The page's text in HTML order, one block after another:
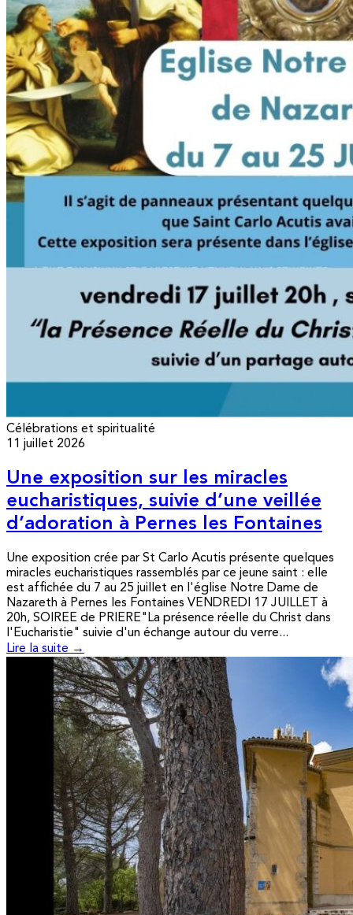
Célébrations et spiritualité
11 juillet 2026
Une exposition sur les miracles
eucharistiques, suivie d’une veillée
d’adoration à Pernes les Fontaines
Une exposition crée par St Carlo Acutis présente quelques
miracles eucharistiques rassemblés par ce jeune saint : elle
est affichée du 7 au 25 juillet en l'église Notre Dame de
Nazareth à Pernes les Fontaines VENDREDI 17 JUILLET à
20h, SOIREE de PRIERE"La présence réelle du Christ dans
l'Eucharistie" suivie d'un échange autour du verre...
Lire la suite →